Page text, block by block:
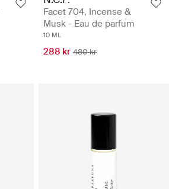
Facet 704, Incense &
Musk - Eau de parfum
10 ML
288 kr 480 kr